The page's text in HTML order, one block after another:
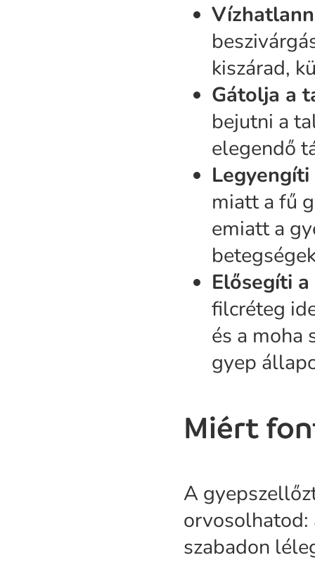
kiszárad,
Gátolja a
bejutni a
elegendő
miatt a fű
emiatt a
Elősegíti
filcréteg
és a moha
gyep
Miért
A
orvosolhatod:
szabadon